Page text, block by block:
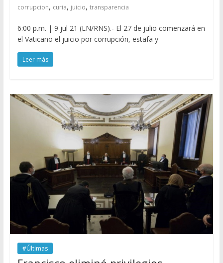
corrupcion, curia, juicio, transparencia
6:00 p.m. | 9 jul 21 (LN/RNS).- El 27 de julio comenzará en
el Vaticano el juicio por corrupción, estafa y
Leer más
#Últimas